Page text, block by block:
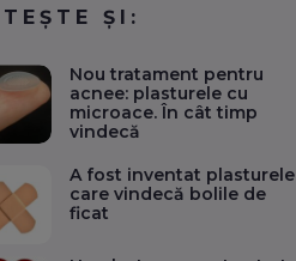
ȘI:
Nou tratament pentru
acnee: plasturele cu
microace. În cât timp
vindecă
A fost inventat plasturele
care vindecă bolile de
ficat